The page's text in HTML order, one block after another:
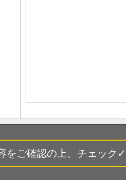
をご確認の上、チェック